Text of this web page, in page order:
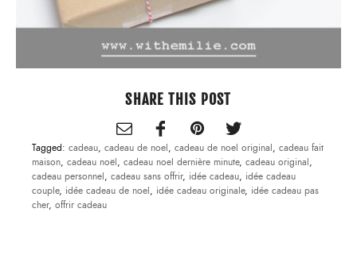
SHARE THIS POST
Tagged: cadeau, cadeau de noel, cadeau de noel original, cadeau fait
maison, cadeau noël, cadeau noel dernière minute, cadeau original,
cadeau personnel, cadeau sans offrir, idée cadeau, idée cadeau
couple, idée cadeau de noel, idée cadeau originale, idée cadeau pas
cher, offrir cadeau